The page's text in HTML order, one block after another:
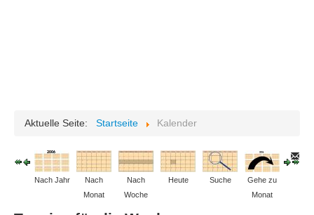
FLUGWETTER
DATENSCHUTZ
Aktuelle Seite: Startseite Kalender
Nach Jahr
Nach
Monat
Nach
Woche
Heute Suche
Gehe zu
Monat